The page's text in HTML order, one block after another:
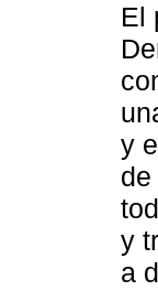
El
y
y
a